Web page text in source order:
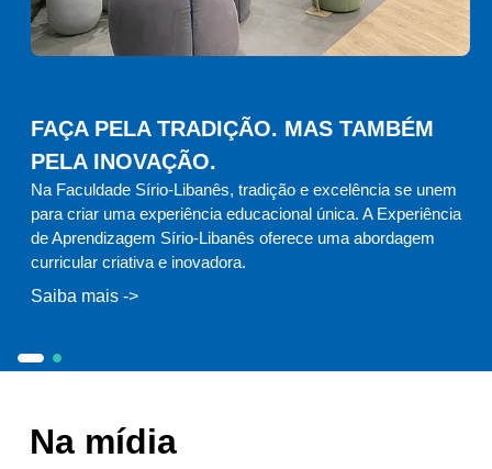
FAÇA PELA TRADIÇÃO. MAS TAMBÉM
PELA INOVAÇÃO.
Na Faculdade Sírio-Libanês, tradição e excelência se unem
para criar uma experiência educacional única. A Experiência
de Aprendizagem Sírio-Libanês oferece uma abordagem
curricular criativa e inovadora.
Na Faculdade Sírio-Libanês, tradição e excelência se
Contamos com toda a estrutura necessária para o
Na mídia